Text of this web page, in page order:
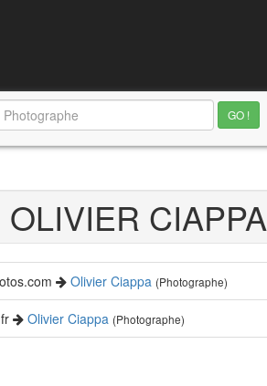
OLIVIER CIAPPA
Olivier Ciappa (Photographe)
Olivier Ciappa (Photographe)